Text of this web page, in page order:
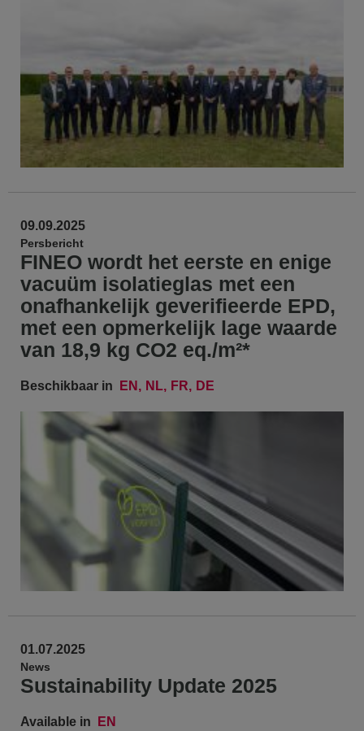
09.09.2025
Persbericht
FINEO wordt het eerste en enige
vacuüm isolatieglas met een
onafhankelijk geverifieerde EPD,
met een opmerkelijk lage waarde
van 18,9 kg CO2 eq./m²*
Beschikbaar in EN NL FR DE
01.07.2025
News
Sustainability Update 2025
Available in EN